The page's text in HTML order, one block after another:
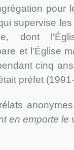
pour
supervise
dont
et l'Église
cinq
préfet
en emporte le